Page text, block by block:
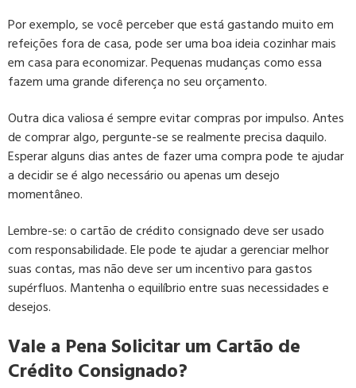
Por exemplo, se você perceber que está gastando muito em
refeições fora de casa, pode ser uma boa ideia cozinhar mais
em casa para economizar. Pequenas mudanças como essa
fazem uma grande diferença no seu orçamento.
Outra dica valiosa é sempre evitar compras por impulso. Antes
de comprar algo, pergunte-se se realmente precisa daquilo.
Esperar alguns dias antes de fazer uma compra pode te ajudar
a decidir se é algo necessário ou apenas um desejo
momentâneo.
Lembre-se: o cartão de crédito consignado deve ser usado
com responsabilidade. Ele pode te ajudar a gerenciar melhor
suas contas, mas não deve ser um incentivo para gastos
supérfluos. Mantenha o equilíbrio entre suas necessidades e
desejos.
Vale a Pena Solicitar um Cartão de
Crédito Consignado?